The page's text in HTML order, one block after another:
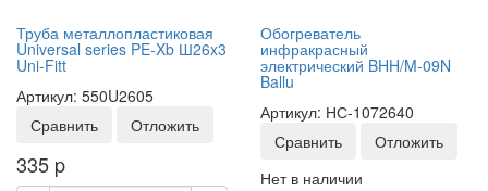
Труба металлопластиковая
Universal series PE-Xb Ш26x3
Uni-Fitt
Артикул: 550U2605
Сравнить
Отложить
335 p
Обогреватель
инфракрасный
электрический BHH/M-09N
Ballu
Артикул: НС-1072640
Сравнить
Отложить
Нет в наличии